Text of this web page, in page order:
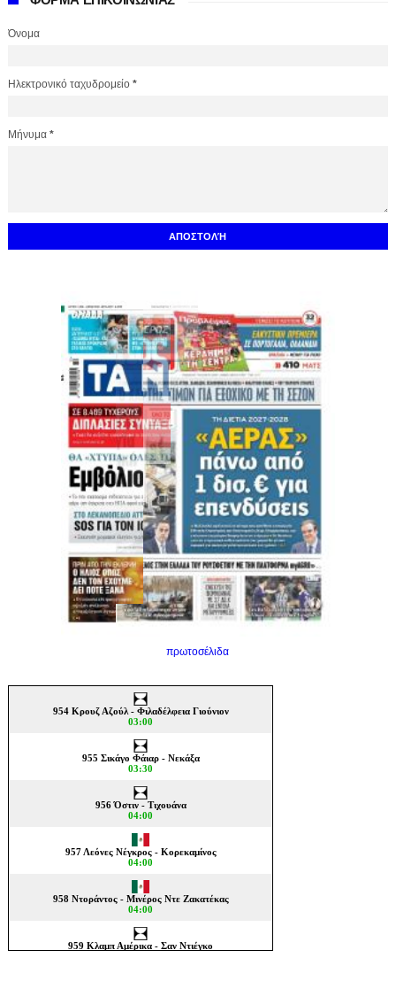
Όνομα
Ηλεκτρονικό ταχυδρομείο *
Μήνυμα *
πρωτοσέλιδα